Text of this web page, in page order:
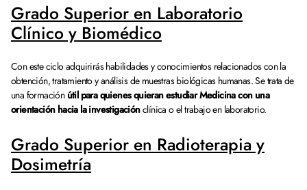
Grado Superior en Laboratorio
Clínico y Biomédico
Con este ciclo adquirirás habilidades y conocimientos relacionados con la
obtención, tratamiento y análisis de muestras biológicas humanas. Se trata de
una formación útil para quienes quieran estudiar Medicina con una
orientación hacia la investigaciónclínica o el trabajo en laboratorio.
Grado Superior en Radioterapia y
Dosimetría